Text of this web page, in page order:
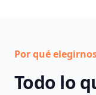
Por qué
Todo lo